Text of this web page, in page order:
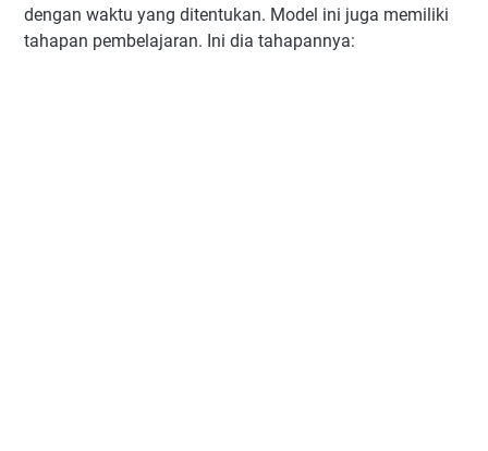
dengan waktu yang ditentukan. Model ini juga memiliki
tahapan pembelajaran. Ini dia tahapannya: